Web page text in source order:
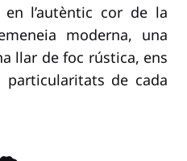
l’autèntic cor de la
moderna, una
llar de foc rústica, ens
de cada